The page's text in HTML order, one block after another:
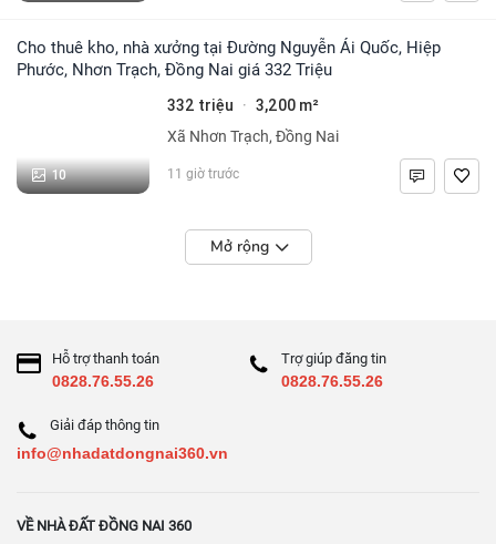
Cho thuê kho, nhà xưởng tại Đường Nguyễn Ái Quốc, Hiệp
Phước, Nhơn Trạch, Đồng Nai giá 332 Triệu
10
332 triệu · 3,200 m²
Xã Nhơn Trạch, Đồng Nai
11 giờ trước
Mở rộng
Hỗ trợ thanh toán
0828.76.55.26
Trợ giúp đăng tin
0828.76.55.26
Giải đáp thông tin
info@nhadatdongnai360.vn
VỀ NHÀ ĐẤT ĐỒNG NAI 360